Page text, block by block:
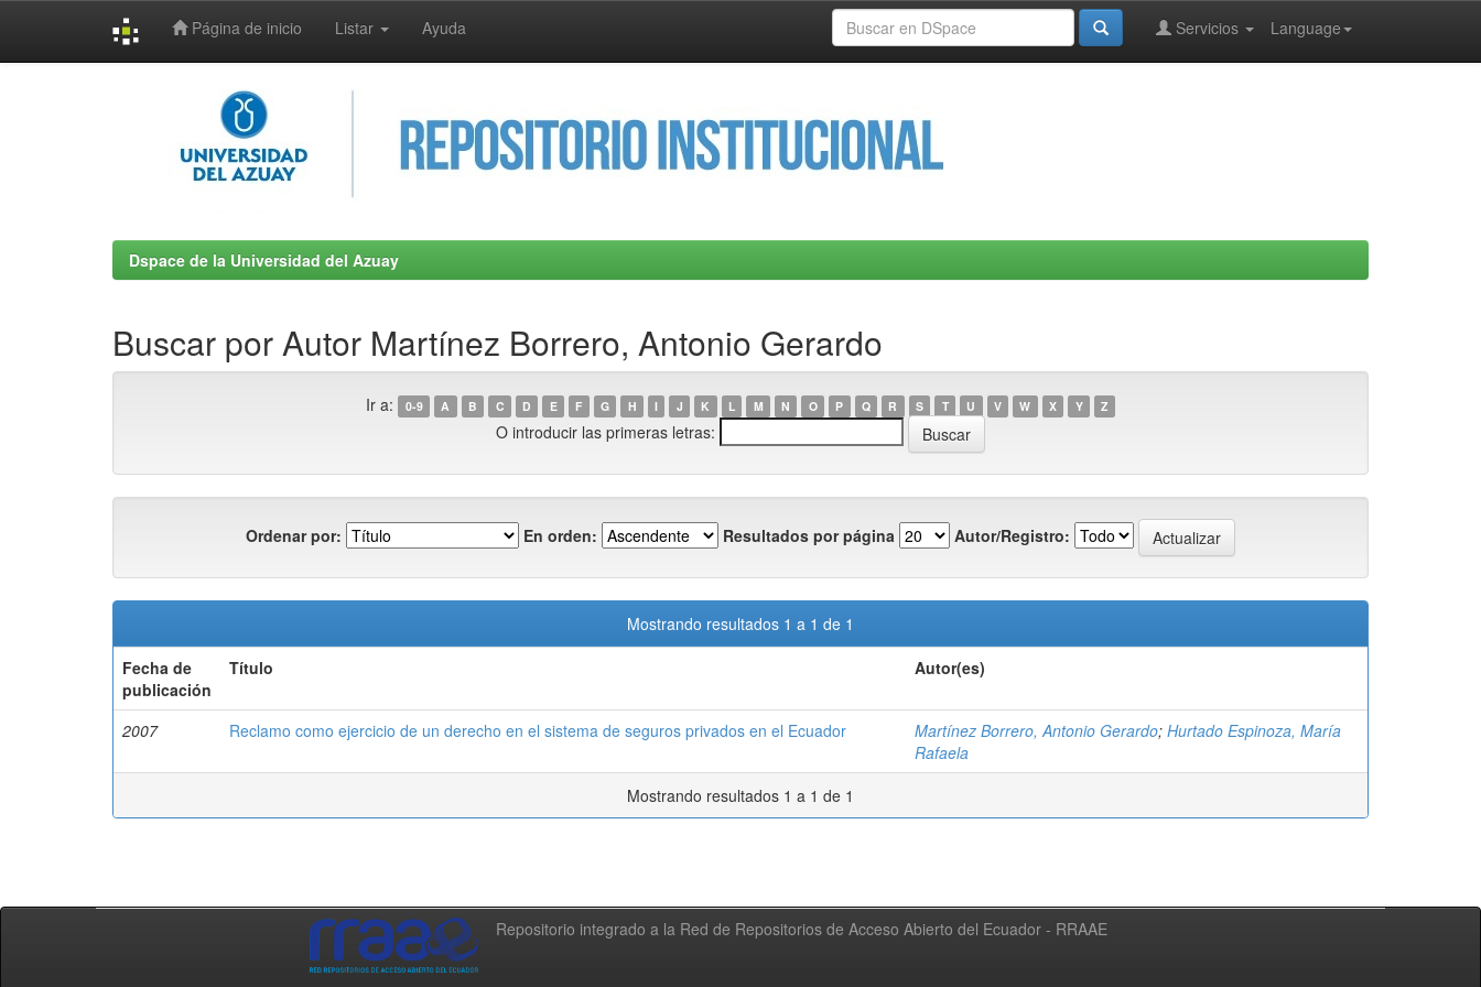
Página de inicio Listar Ayuda Language
Servicios
Dspace de la Universidad del Azuay
Buscar por Autor Martínez Borrero, Antonio Gerardo
Ir a: 0-9 A B C D E F G H I J K L M N O P Q R S T U V W X Y Z
O introducir las primeras letras:
Ordenar por: En orden: Resultados por página Autor/Registro:
Mostrando resultados 1 a 1 de 1
Fecha de
publicación
Título Autor(es)
2007 Reclamo como ejercicio de un derecho en el sistema de seguros privados en el Ecuador Martínez Borrero, Antonio Gerardo; Hurtado Espinoza, María
Rafaela
Mostrando resultados 1 a 1 de 1
Repositorio integrado a la Red de Repositorios de Acceso Abierto del Ecuador - RRAAE